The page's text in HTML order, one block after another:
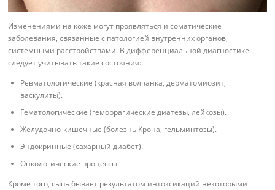
Изменениями на коже могут проявляться и соматические
заболевания, связанные с патологией внутренних органов,
системными расстройствами. В дифференциальной диагностике
следует учитывать такие состояния:
Ревматологические (красная волчанка, дерматомиозит,
васкулиты).
Гематологические (геморрагические диатезы, лейкозы).
Желудочно-кишечные (болезнь Крона, гельминтозы).
Эндокринные (сахарный диабет).
Онкологические процессы.
Кроме того, сыпь бывает результатом интоксикаций некоторыми